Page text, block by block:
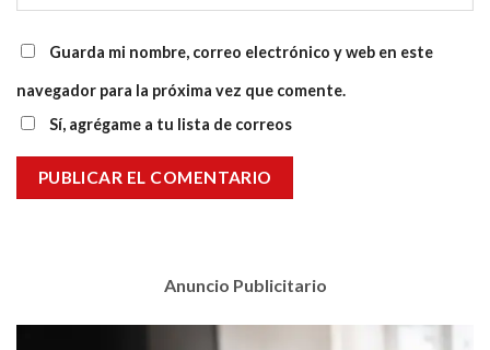
Guarda mi nombre, correo electrónico y web en este
navegador para la próxima vez que comente.
Sí, agrégame a tu lista de correos
Anuncio Publicitario